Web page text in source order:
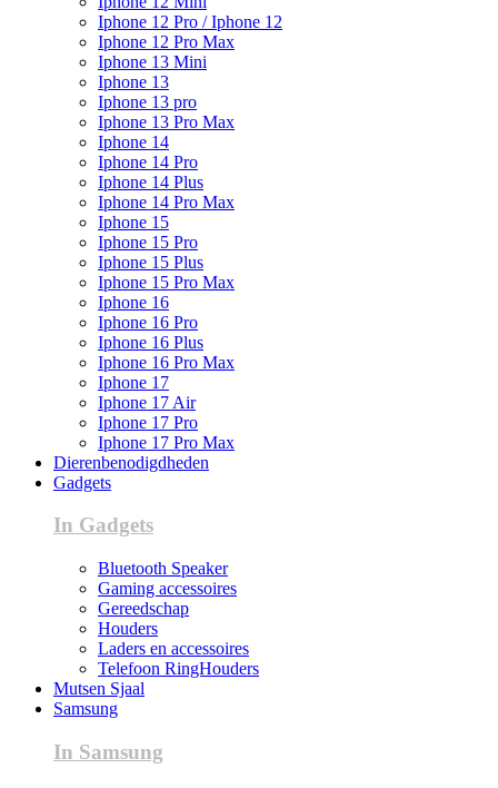
Iphone 12 Pro / Iphone 12
Iphone 12 Pro Max
Iphone 13 Mini
Iphone 13
Iphone 13 pro
Iphone 13 Pro Max
Iphone 14
Iphone 14 Pro
Iphone 14 Plus
Iphone 14 Pro Max
Iphone 15
Iphone 15 Pro
Iphone 15 Plus
Iphone 15 Pro Max
Iphone 16
Iphone 16 Pro
Iphone 16 Plus
Iphone 16 Pro Max
Iphone 17
Iphone 17 Air
Iphone 17 Pro
Iphone 17 Pro Max
Dierenbenodigdheden
Gadgets
In Gadgets
Bluetooth Speaker
Gaming accessoires
Gereedschap
Houders
Laders en accessoires
Telefoon RingHouders
Mutsen Sjaal
Samsung
In Samsung